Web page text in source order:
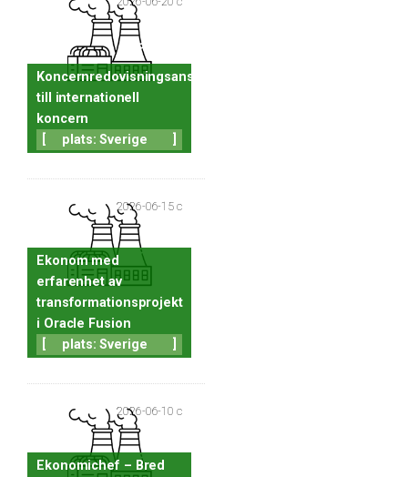
Koncernredovisningsansvarig
till internationell
koncern
plats: Sverige
2026-06-15 c
Ekonom med
erfarenhet av
transformationsprojekt
i Oracle Fusion
plats: Sverige
2026-06-10 c
Ekonomichef – Bred